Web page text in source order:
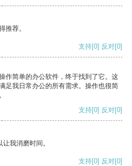
推荐。
支持[0] 反对[0]
作简单的办公软件，终于找到了它。这
足我日常办公的所有需求。操作也很简
支持[0] 反对[0]
我消磨时间。
支持[0] 反对[0]